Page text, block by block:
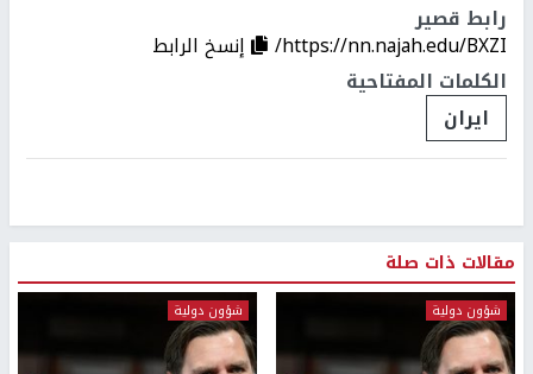
رابط قصير
https://nn.najah.edu/BXZI/
إنسخ الرابط
الكلمات المفتاحية
ايران
مقالات ذات صلة
شؤون دولية شؤون دولية